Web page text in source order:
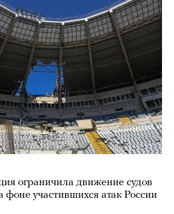
ограничила движение судов
участившихся атак России